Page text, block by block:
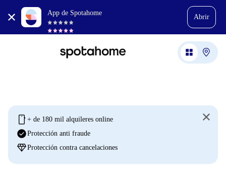
App de Spotahome
Abrir
mobile + de 180 mil alquileres online
check_circleProtección anti fraude
diamondProtección contra cancelaciones